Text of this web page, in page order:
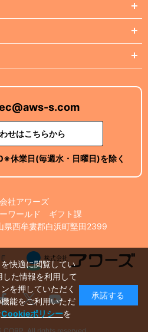
s.com
せはこちらから
※休業日(毎週水・日曜日)を除く
社アワーズ
ワールド ギフト課
西牟婁郡白浜町堅田2399
InstagramFacebook
X Youtube
快適に閲覧してい
た情報を利用して
を押していただく
能をご利用いただ
Cookieポリシーを
承諾する